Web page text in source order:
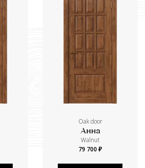
Oak door
Анна
Walnut
79 700 ₽